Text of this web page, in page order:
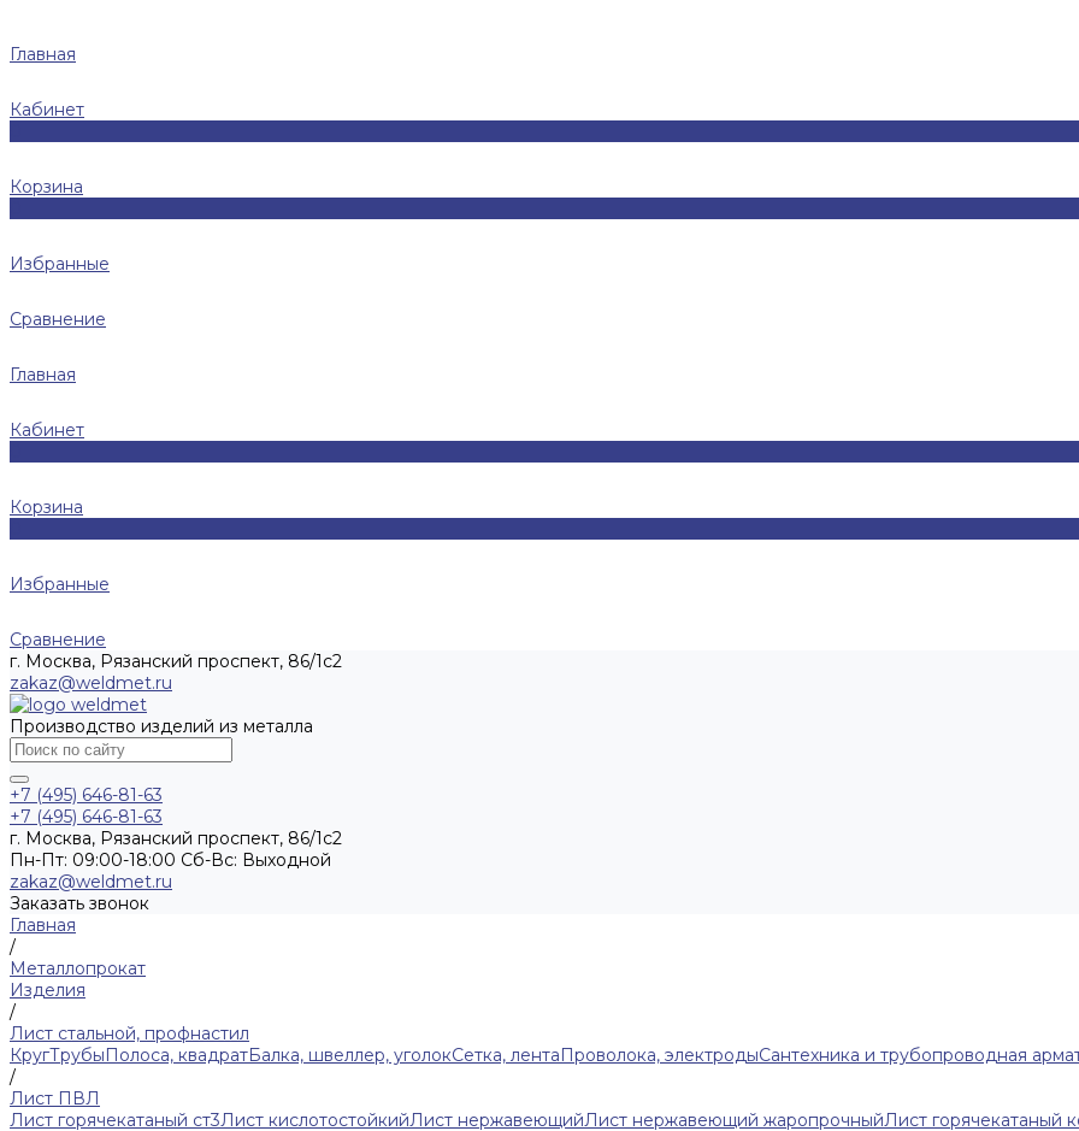
Главная
Кабинет
Корзина
Избранные
Сравнение
Главная
Кабинет
Корзина
Избранные
Сравнение
г. Москва, Рязанский проспект, 86/1с2
zakaz@weldmet.ru
Производство изделий из металла
+7 (495) 646-81-63
+7 (495) 646-81-63
г. Москва, Рязанский проспект, 86/1с2
Пн-Пт: 09:00-18:00 Cб-Вс: Выходной
zakaz@weldmet.ru
Заказать звонок
Главная
/
Металлопрокат
Изделия
/
Лист стальной, профнастил
КругТрубыПолоса, квадратБалка, швеллер, уголокСетка, лентаПроволока, электродыСантехника и трубопроводная
/
Лист ПВЛ
Лист горячекатаный ст3Лист кислотостойкийЛист нержавеющийЛист нержавеющий жаропрочныйЛист горячекатаный